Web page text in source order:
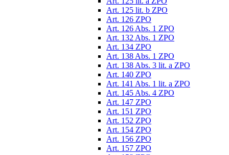
Art. 125 lit. b ZPO
Art. 126 ZPO
Art. 126 Abs. 1 ZPO
Art. 132 Abs. 1 ZPO
Art. 134 ZPO
Art. 138 Abs. 1 ZPO
Art. 138 Abs. 3 lit. a ZPO
Art. 140 ZPO
Art. 141 Abs. 1 lit. a ZPO
Art. 145 Abs. 4 ZPO
Art. 147 ZPO
Art. 151 ZPO
Art. 152 ZPO
Art. 154 ZPO
Art. 156 ZPO
Art. 157 ZPO